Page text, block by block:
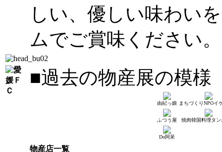
しい、優しい味わい
ムでご賞味ください。
■過去の物産展の模様
由紀っ娘 まちづくりNPOイ
ふつう屋 焼肉韓国料理タン
Do阿呆
物産店一覧